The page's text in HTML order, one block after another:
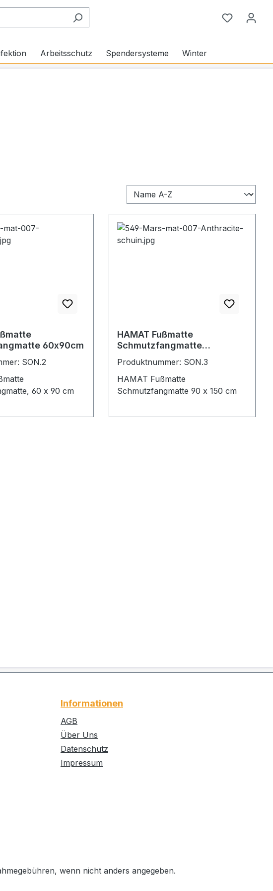
Du hast 0
Arbeitsschutz Spendersysteme Winter
60x90cm
SON.2
60 x 90 cm
HAMAT Fußmatte
Schmutzfangmatte
Produktnummer: SON.3
HAMAT Fußmatte
Schmutzfangmatte 90 x 150 cm
Informationen
AGB
Über Uns
Datenschutz
Impressum
wenn nicht anders angegeben.